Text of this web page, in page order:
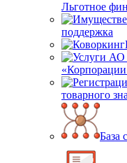
Льготное
поддержка
товарного
База